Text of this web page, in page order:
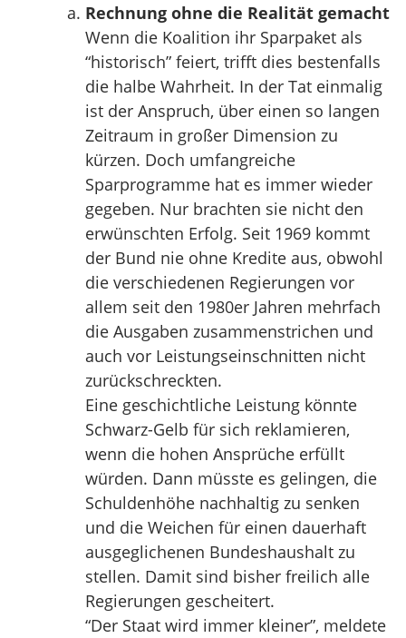
Rechnung ohne die Realität gemacht
Wenn die Koalition ihr Sparpaket als
“historisch” feiert, trifft dies bestenfalls
die halbe Wahrheit. In der Tat einmalig
ist der Anspruch, über einen so langen
Zeitraum in großer Dimension zu
kürzen. Doch umfangreiche
Sparprogramme hat es immer wieder
gegeben. Nur brachten sie nicht den
erwünschten Erfolg. Seit 1969 kommt
der Bund nie ohne Kredite aus, obwohl
die verschiedenen Regierungen vor
allem seit den 1980er Jahren mehrfach
die Ausgaben zusammenstrichen und
auch vor Leistungseinschnitten nicht
zurückschreckten.
Eine geschichtliche Leistung könnte
Schwarz-Gelb für sich reklamieren,
wenn die hohen Ansprüche erfüllt
würden. Dann müsste es gelingen, die
Schuldenhöhe nachhaltig zu senken
und die Weichen für einen dauerhaft
ausgeglichenen Bundeshaushalt zu
stellen. Damit sind bisher freilich alle
Regierungen gescheitert.
“Der Staat wird immer kleiner”, meldete